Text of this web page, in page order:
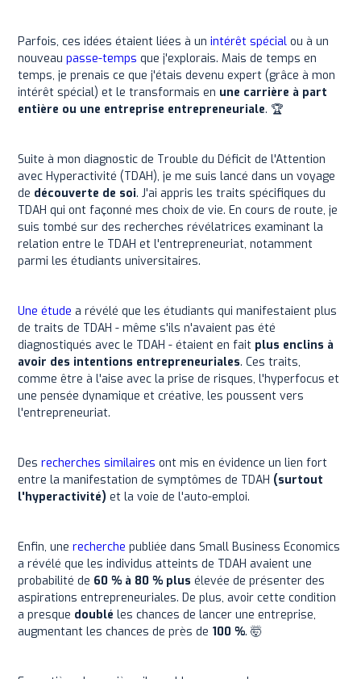
Parfois, ces idées étaient liées à unintérêt spécial ou à un
nouveaupasse-temps que j'explorais. Mais de temps en
temps, je prenais ce que j'étais devenu expert (grâce à mon
intérêt spécial) et le transformais en une carrière à part
entière ou une entreprise entrepreneuriale. 🏆
Suite à mon diagnostic de Trouble du Déficit de l'Attention
avec Hyperactivité (TDAH), je me suis lancé dans un voyage
de découverte de soi. J'ai appris les traits spécifiques du
TDAH qui ont façonné mes choix de vie. En cours de route, je
suis tombé sur des recherches révélatrices examinant la
relation entre le TDAH et l'entrepreneuriat, notamment
parmi les étudiants universitaires.
Une étude a révélé que les étudiants qui manifestaient plus
de traits de TDAH - même s'ils n'avaient pas été
diagnostiqués avec le TDAH - étaient en fait plus enclins à
avoir des intentions entrepreneuriales. Ces traits,
comme être à l'aise avec la prise de risques, l'hyperfocus et
une pensée dynamique et créative, les poussent vers
l'entrepreneuriat.
Desrecherches similaires ont mis en évidence un lien fort
entre la manifestation de symptômes de TDAH (surtout
l'hyperactivité) et la voie de l'auto-emploi.
Enfin, unerecherche publiée dans Small Business Economics
a révélé que les individus atteints de TDAH avaient une
probabilité de 60 % à 80 % plus élevée de présenter des
aspirations entrepreneuriales. De plus, avoir cette condition
a presque doublé les chances de lancer une entreprise,
augmentant les chances de près de 100 %. 🤯